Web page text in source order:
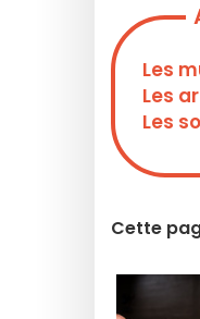
Les
Les
Les
Cette